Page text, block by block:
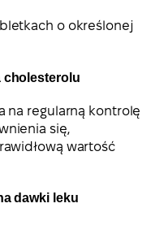
o określonej
cholesterolu
na regularną kontrolę
się,
wartość
dawki leku